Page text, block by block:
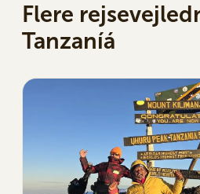
Flere
Tanzaníá